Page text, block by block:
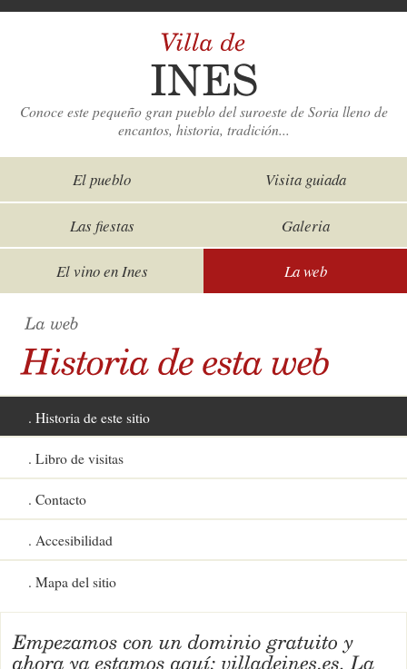
Conoce este pequeño gran pueblo del suroeste de Soria lleno de
encantos, historia, tradición...
El pueblo Visita guiada
Las fiestas Galeria
El vino en Ines La web
Historia de este sitio
Libro de visitas
Contacto
Accesibilidad
Mapa del sitio